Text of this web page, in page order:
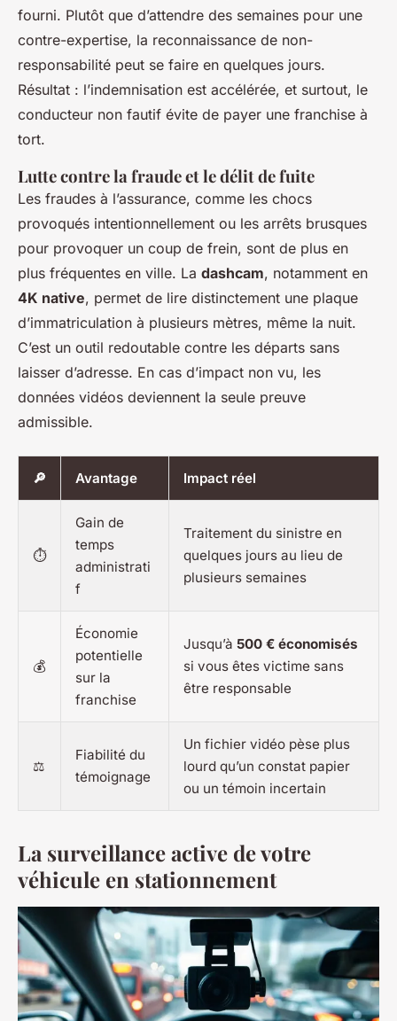
fourni. Plutôt que d’attendre des semaines pour une
contre-expertise, la reconnaissance de non-
responsabilité peut se faire en quelques jours.
Résultat : l’indemnisation est accélérée, et surtout, le
conducteur non fautif évite de payer une franchise à
tort.
Lutte contre la fraude et le délit de fuite
Les fraudes à l’assurance, comme les chocs
provoqués intentionnellement ou les arrêts brusques
pour provoquer un coup de frein, sont de plus en
plus fréquentes en ville. La dashcam, notamment en
4K native, permet de lire distinctement une plaque
d’immatriculation à plusieurs mètres, même la nuit.
C’est un outil redoutable contre les départs sans
laisser d’adresse. En cas d’impact non vu, les
données vidéos deviennent la seule preuve
admissible.
🔎 Avantage Impact réel
⏱️
Gain de
temps
administrati
f
Traitement du sinistre en
quelques jours au lieu de
plusieurs semaines
💰
Économie
potentielle
sur la
franchise
Jusqu’à 500 € économisés
si vous êtes victime sans
être responsable
⚖️
Fiabilité du
témoignage
Un fichier vidéo pèse plus
lourd qu’un constat papier
ou un témoin incertain
La surveillance active de votre
véhicule en stationnement